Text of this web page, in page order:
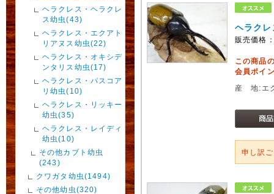
ヘラクレス・ヘラクレ
ス幼虫(43)
ヘラクレス・エクアト
リアヌス幼虫(22)
ヘラクレス・オキシデ
ンタリス幼虫(17)
ヘラクレス・パスコア
リ幼虫(10)
ヘラクレス・リッキー
幼虫(35)
ヘラクレス・レイディ
幼虫(10)
その他カブト幼虫
(243)
クワガタ幼虫(1494)
その他幼虫(320)
ヘラク
販売価格
この商品
会員ポイ
産 地:エ
申し訳